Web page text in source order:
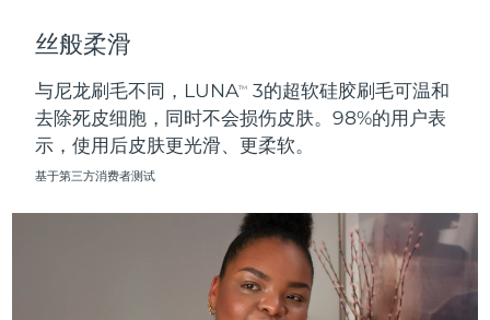
丝般柔滑
与尼龙刷毛不同，LUNATM
3的超软硅胶刷毛可温和
去除死皮细胞，同时不会损伤皮肤。98%的用户表
示，使用后皮肤更光滑、更柔软。
基于第三方消费者测试
南非 预计送达日期8/19/26
韩国
预计送达日期 8/11/26
预计送达日期